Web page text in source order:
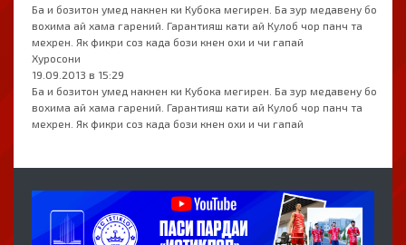
Ба и бозитон умед накнен ки Кубока мегирен. Ба зур медавену бо
вохима ай хама гарений. Гарантияш кати ай Кулоб чор панч та
мехрен. Як фикри соз када бози кнен охи и чи гапай
Хуросони
19.09.2013 в 15:29
Ба и бозитон умед накнен ки Кубока мегирен. Ба зур медавену бо
вохима ай хама гарений. Гарантияш кати ай Кулоб чор панч та
мехрен. Як фикри соз када бози кнен охи и чи гапай